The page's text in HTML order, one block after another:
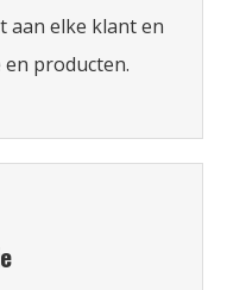
aan elke klant en
en producten.